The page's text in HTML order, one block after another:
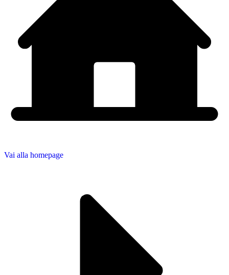
Vai alla homepage